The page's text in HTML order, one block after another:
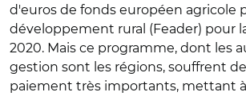
d'euros de fonds européen agricole
développement rural (Feader) pour
2020. Mais ce programme, dont les
gestion sont les régions, souffrent
paiement très importants, mettant